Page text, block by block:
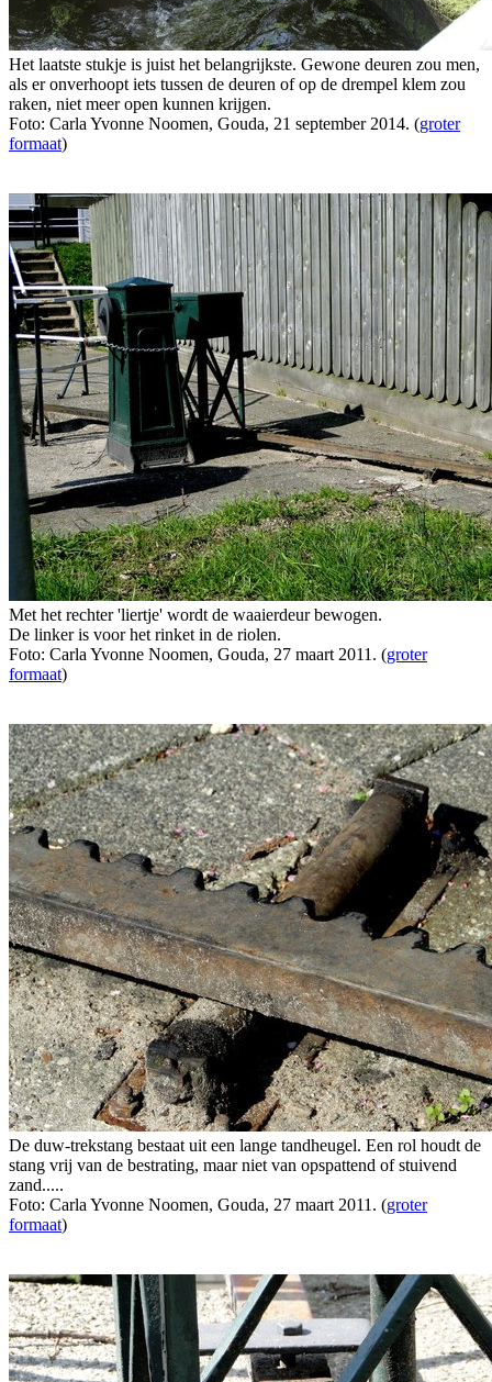
Het laatste stukje is juist het belangrijkste. Gewone deuren zou men,
als er onverhoopt iets tussen de deuren of op de drempel klem zou
raken, niet meer open kunnen krijgen.
Foto: Carla Yvonne Noomen, Gouda, 21 september 2014. (groter
formaat)
Met het rechter 'liertje' wordt de waaierdeur bewogen.
De linker is voor het rinket in de riolen.
Foto: Carla Yvonne Noomen, Gouda, 27 maart 2011. (groter
formaat)
De duw-trekstang bestaat uit een lange tandheugel. Een rol houdt de
stang vrij van de bestrating, maar niet van opspattend of stuivend
zand.....
Foto: Carla Yvonne Noomen, Gouda, 27 maart 2011. (groter
formaat)